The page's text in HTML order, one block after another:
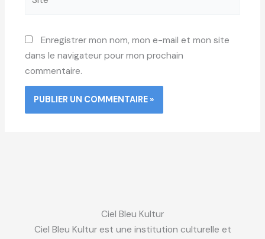
Enregistrer mon nom, mon e-mail et mon site
dans le navigateur pour mon prochain
commentaire.
Ciel Bleu Kultur
Ciel Bleu Kultur est une institution culturelle et